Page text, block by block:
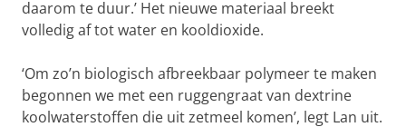
daarom te duur.’ Het nieuwe materiaal breekt
volledig af tot water en kooldioxide.
‘Om zo’n biologisch afbreekbaar polymeer te maken
begonnen we met een ruggengraat van dextrine
koolwaterstoffen die uit zetmeel komen’, legt Lan uit.